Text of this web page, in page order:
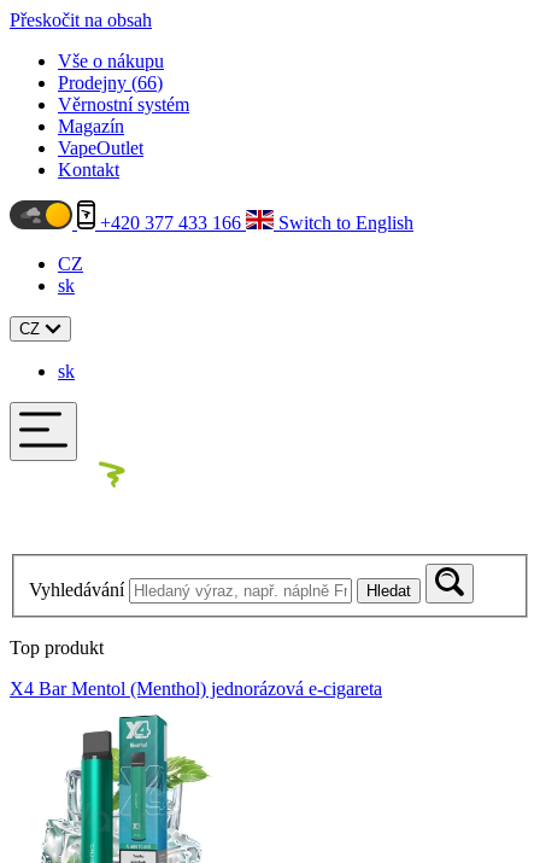
Přeskočit na obsah
Vše o nákupu
Prodejny (66)
Věrnostní systém
Magazín
VapeOutlet
Kontakt
+420 377 433 166
Switch to English
CZ
sk
CZ
sk
Vyhledávání Hledat
Top produkt
X4 Bar Mentol (Menthol) jednorázová e-cigareta